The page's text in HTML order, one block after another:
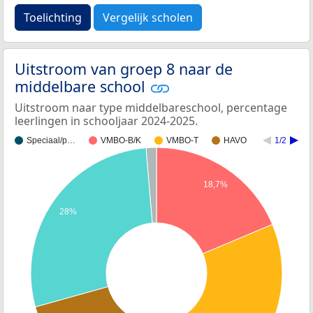
Toelichting Vergelijk scholen
Uitstroom van groep 8 naar de
middelbare school
Uitstroom naar type middelbareschool, percentage
leerlingen in schooljaar 2024-2025.
Speciaal/p… VMBO-B/K VMBO-T HAVO 1/2
18,7%
28%